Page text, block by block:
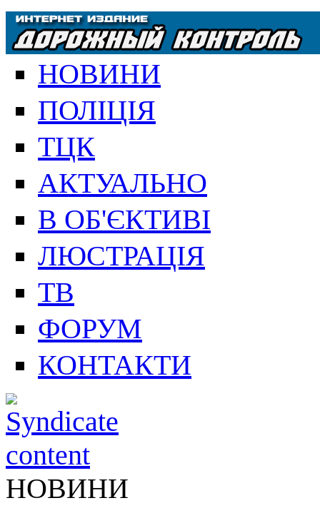
НОВИНИ
ПОЛІЦІЯ
ТЦК
АКТУАЛЬНО
В ОБ'ЄКТИВІ
ЛЮСТРАЦІЯ
ТВ
ФОРУМ
КОНТАКТИ
НОВИНИ